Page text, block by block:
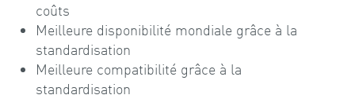
coûts
Meilleure disponibilité mondiale grâce à la
standardisation
Meilleure compatibilité grâce à la
standardisation